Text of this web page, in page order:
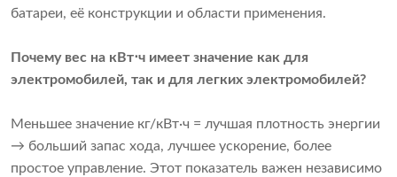
батареи, её конструкции и области применения.
Почему вес на кВт⋅ч имеет значение как для
электромобилей, так и для легких электромобилей?
Меньшее значение кг/кВт·ч = лучшая плотность энергии
→ больший запас хода, лучшее ускорение, более
простое управление. Этот показатель важен независимо